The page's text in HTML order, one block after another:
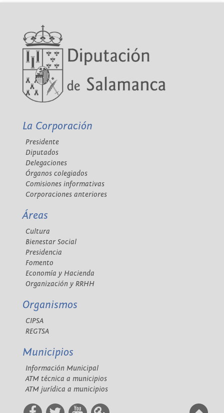
La Corporación
Presidente
Diputados
Delegaciones
Órganos colegiados
Comisiones informativas
Corporaciones anteriores
Áreas
Cultura
Bienestar Social
Presidencia
Fomento
Economía y Hacienda
Organización y RRHH
Organismos
CIPSA
REGTSA
Municipios
Información Municipal
ATM técnica a municipios
ATM jurídica a municipios